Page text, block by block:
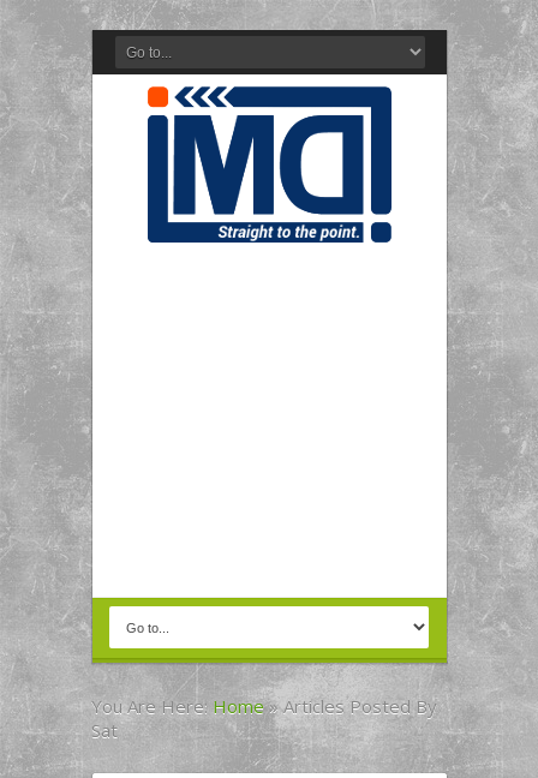
You Are Here: Home » Articles Posted By
Sat